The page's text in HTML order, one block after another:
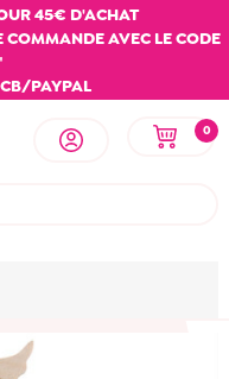
45€ D'ACHAT
COMMANDE AVEC LE CODE
PAYPAL
0